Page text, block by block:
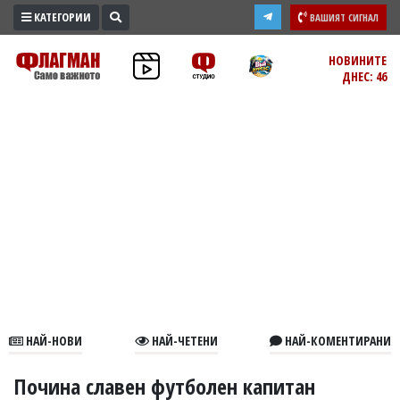
ПРОМО
ЗОНА
В
КАТЕГОРИИ ВАШИЯТ СИГНАЛ
НОВИНИТЕ
ДНЕС: 46
НАЙ-НОВИ НАЙ-ЧЕТЕНИ НАЙ-КОМЕНТИРАНИ
Почина славен футболен капитан